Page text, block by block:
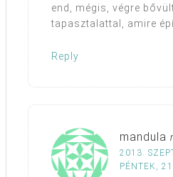
end, mégis, végre
tapasztalattal, amire
Reply
mandula
2013.
PÉNTEK,